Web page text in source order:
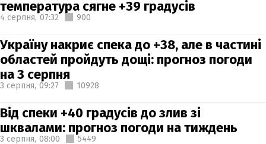
температура сягне +39 градусів
4 серпня, 07:32 900
Україну накриє спека до +38, але в частині
областей пройдуть дощі: прогноз погоди
на 3 серпня
3 серпня, 09:27 10928
Від спеки +40 градусів до злив зі
шквалами: прогноз погоди на тиждень
3 серпня, 08:00 5449